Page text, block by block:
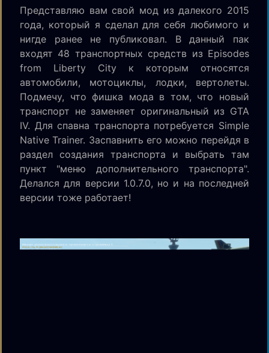
Представляю вам свой мод из далекого 2015
года, который я сделал для себя любимого и
нигде ранее не публиковал. В данный пак
входят 48 транспортных средств из Episodes
from Liberty City к которым относятся
автомобили, мотоциклы, лодки, вертолеты.
Подмечу, что фишка мода в том, что новый
транспорт не заменяет оригинальный из GTA
IV. Для спавна транспорта потребуется Simple
Native Trainer. Заспавнить его можно перейдя в
раздел создания транспорта и выбрать там
пункт "меню дополнительного транспорта".
Делался для версии 1.0.7.0, но и на последней
версии тоже работает!